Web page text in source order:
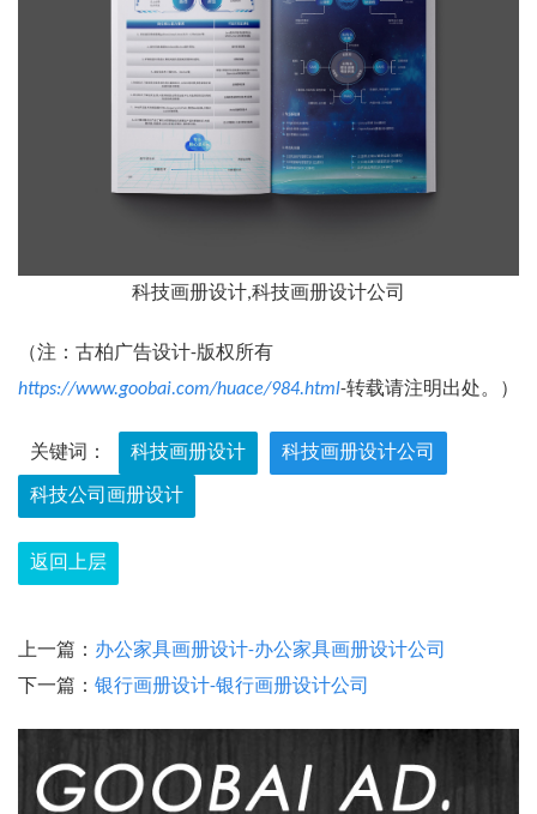
科技画册设计,科技画册设计公司
（注：古柏广告设计-版权所有
https://www.goobai.com/huace/984.html-转载请注明出处。）
关键词： 科技画册设计 科技画册设计公司
科技公司画册设计
返回上层
上一篇： 办公家具画册设计-办公家具画册设计公司
下一篇： 银行画册设计-银行画册设计公司